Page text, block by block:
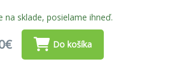
na sklade, posielame ihneď.
Do košíka